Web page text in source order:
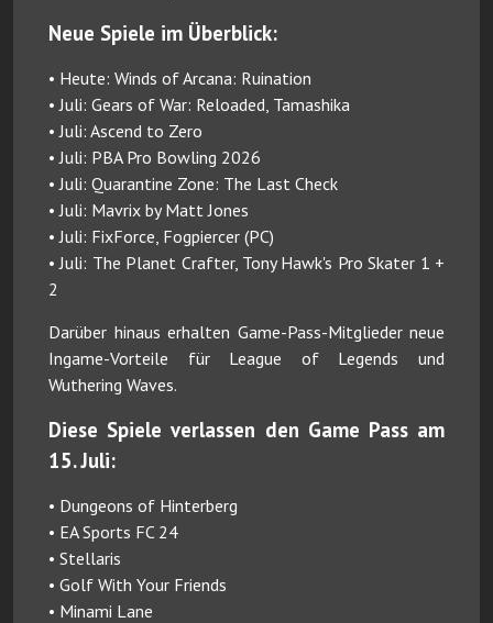
Neue Spiele im Überblick:
• Heute: Winds of Arcana: Ruination
• Juli: Gears of War: Reloaded, Tamashika
• Juli: Ascend to Zero
• Juli: PBA Pro Bowling 2026
• Juli: Quarantine Zone: The Last Check
• Juli: Mavrix by Matt Jones
• Juli: FixForce, Fogpiercer (PC)
• Juli: The Planet Crafter, Tony Hawk's Pro Skater 1 +
2
Darüber hinaus erhalten Game-Pass-Mitglieder neue
Ingame-Vorteile für League of Legends und
Wuthering Waves.
Diese Spiele verlassen den Game Pass am
15. Juli:
• Dungeons of Hinterberg
• EA Sports FC 24
• Stellaris
• Golf With Your Friends
• Minami Lane